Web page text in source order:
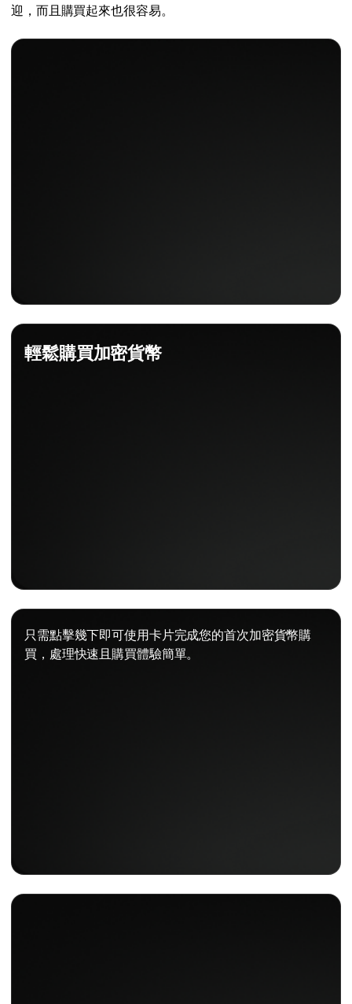
迎，而且購買起來也很容易。
輕鬆購買加密貨幣
只需點擊幾下即可使用卡片完成您的首次加密貨幣購
買，處理快速且購買體驗簡單。